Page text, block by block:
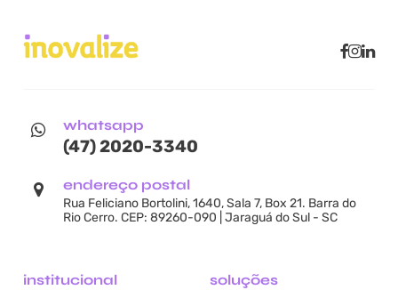
whatsapp
(47) 2020-3340
endereço postal
Rua Feliciano Bortolini, 1640, Sala 7, Box 21. Barra do
Rio Cerro. CEP: 89260-090 | Jaraguá do Sul - SC
institucional soluções